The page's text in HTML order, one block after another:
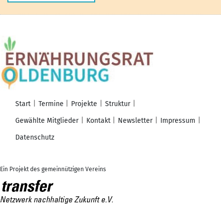
Start Termine Projekte
Struktur
Gewählte Mitglieder
Kontakt Newsletter
Impressum
Datenschutz
Ein Projekt des gemeinnützigen Vereins